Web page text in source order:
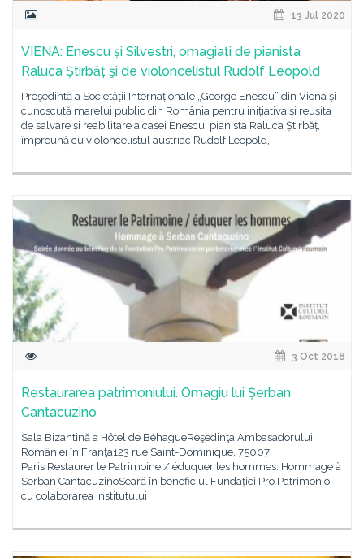
13 Jul 2020
VIENA: Enescu și Silvestri, omagiați de pianista
Raluca Știrbăț şi de violoncelistul Rudolf Leopold
Președintă a Societății Internaționale „George Enescu” din Viena și
cunoscută marelui public din România pentru inițiativa și reușita
de salvare și reabilitare a casei Enescu, pianista Raluca Știrbăț,
împreună cu violoncelistul austriac Rudolf Leopold,
3 Oct 2018
Restaurarea patrimoniului. Omagiu lui Șerban
Cantacuzino
Sala Bizantină a Hôtel de BéhagueReşedinţa Ambasadorului
României în Franţa123 rue Saint-Dominique, 75007
Paris Restaurer le Patrimoine / éduquer les hommes. Hommage à
Serban CantacuzinoSeară în beneficiul Fundaţiei Pro Patrimonio
cu colaborarea Institutului